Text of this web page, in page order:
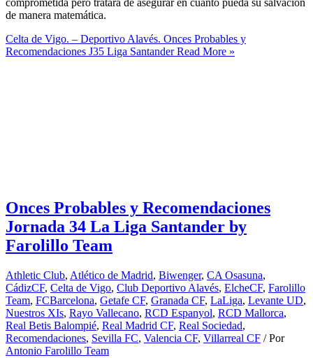
de manera matemática.
Celta de Vigo. – Deportivo Alavés. Onces Probables y
Recomendaciones J35 Liga SantanderRead More »
Onces Probables y Recomendaciones
Jornada 34 La Liga Santander by
Farolillo Team
Athletic Club, Atlético de Madrid, Biwenger, CA Osasuna,
CádizCF, Celta de Vigo, Club Deportivo Alavés, ElcheCF, Farolillo
Team, FCBarcelona, Getafe CF, Granada CF, LaLiga, Levante UD,
Nuestros XIs, Rayo Vallecano, RCD Espanyol, RCD Mallorca,
Real Betis Balompié, Real Madrid CF, Real Sociedad,
Recomendaciones, Sevilla FC, Valencia CF, Villarreal CF / Por
Antonio Farolillo Team